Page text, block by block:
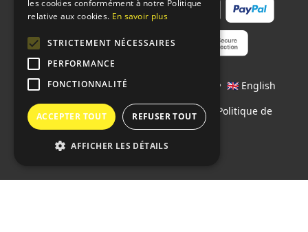
Langages: 🇮🇹 Italiano • 🇬🇧 English
Contrats • Conditions de paiement •
Politique de
confidentialité
les cookies conformément à notre Politique
relative aux cookies. En savoir plus
STRICTEMENT NÉCESSAIRES
PERFORMANCE
FONCTIONNALITÉ
ACCEPTER TOUT REFUSER TOUT
AFFICHER LES DÉTAILS